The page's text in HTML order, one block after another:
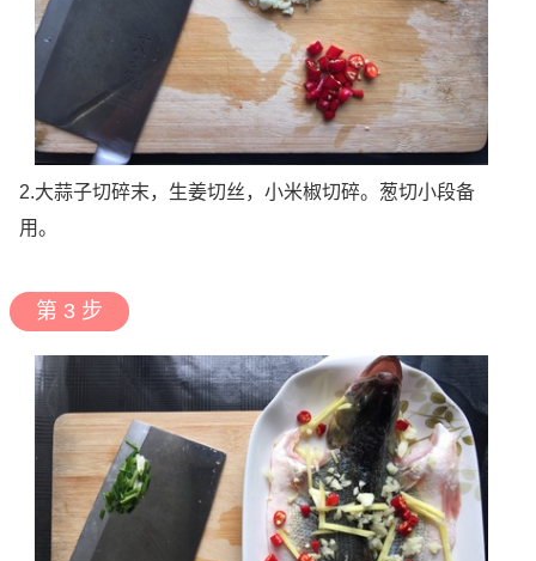
2.大蒜子切碎末，生姜切丝，小米椒切碎。葱切小段备
用。
第 3 步